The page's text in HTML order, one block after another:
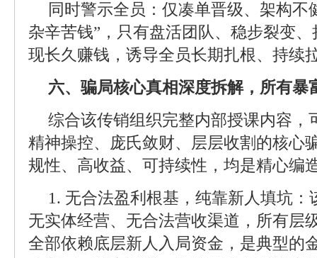
同时警示全员：仅凑单晋级、架构不
杂辛苦钱”，只有盘活团队、稳步裂变
现长久赚钱，诱导全员长期扎根、持续
六、骗局核心真相深度拆解，所有暴
综合该传销组织完整内部授课内容，
精神操控、庞氏敛财、层层收割的核心
规性、高收益、可持续性，均是精心编
1. 无合法盈利根基，纯靠新人填坑
无实体经营、无合法营收渠道，所有层
全部依赖底层新人入局资金，是典型的